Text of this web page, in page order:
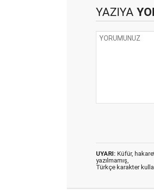
YAZIYA
UYARI: Küfür,
yazılmamış,
Türkçe karakter